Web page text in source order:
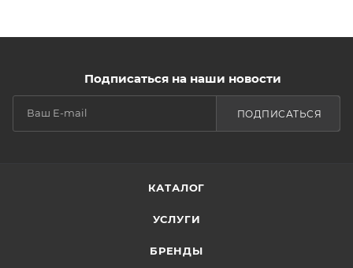
Подписаться на наши новости
ПОДПИСАТЬСЯ
КАТАЛОГ
УСЛУГИ
БРЕНДЫ